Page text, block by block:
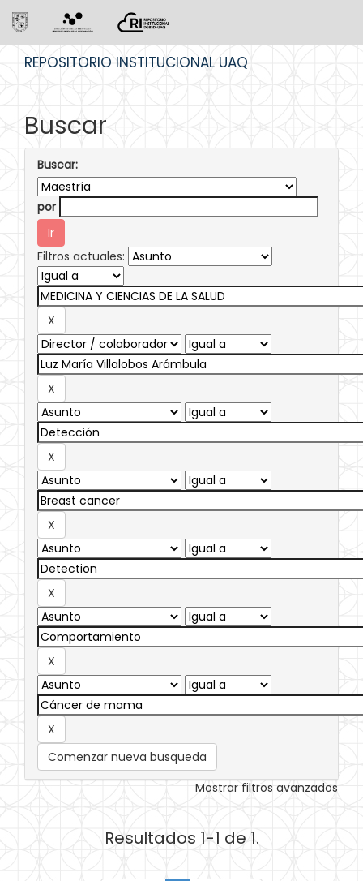
REPOSITORIO INSTITUCIONAL UAQ
Buscar
Buscar:
por
Filtros actuales:
Comenzar nueva busqueda
Mostrar filtros avanzados
Resultados 1-1 de 1.